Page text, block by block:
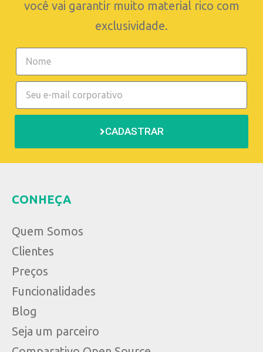
você vai garantir muito material rico com
exclusividade.
CADASTRAR
CONHEÇA
Quem Somos
Clientes
Preços
Funcionalidades
Blog
Seja um parceiro